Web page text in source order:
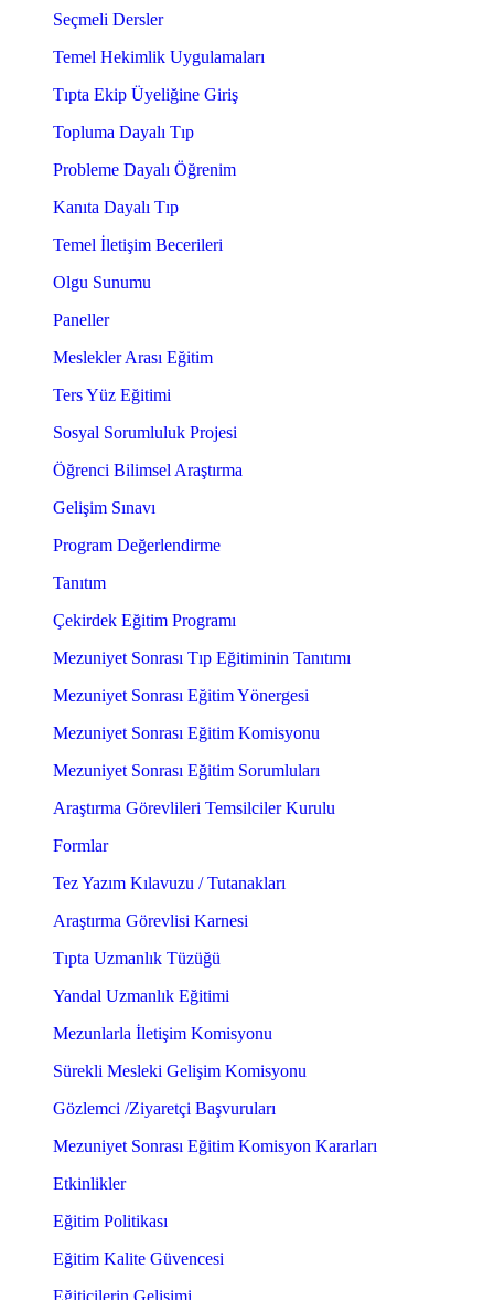
Seçmeli Dersler
Temel Hekimlik Uygulamaları
Tıpta Ekip Üyeliğine Giriş
Topluma Dayalı Tıp
Probleme Dayalı Öğrenim
Kanıta Dayalı Tıp
Temel İletişim Becerileri
Olgu Sunumu
Paneller
Meslekler Arası Eğitim
Ters Yüz Eğitimi
Sosyal Sorumluluk Projesi
Öğrenci Bilimsel Araştırma
Gelişim Sınavı
Program Değerlendirme
Tanıtım
Çekirdek Eğitim Programı
Mezuniyet Sonrası Tıp Eğitiminin Tanıtımı
Mezuniyet Sonrası Eğitim Yönergesi
Mezuniyet Sonrası Eğitim Komisyonu
Mezuniyet Sonrası Eğitim Sorumluları
Araştırma Görevlileri Temsilciler Kurulu
Formlar
Tez Yazım Kılavuzu / Tutanakları
Araştırma Görevlisi Karnesi
Tıpta Uzmanlık Tüzüğü
Yandal Uzmanlık Eğitimi
Mezunlarla İletişim Komisyonu
Sürekli Mesleki Gelişim Komisyonu
Gözlemci /Ziyaretçi Başvuruları
Mezuniyet Sonrası Eğitim Komisyon Kararları
Etkinlikler
Eğitim Politikası
Eğitim Kalite Güvencesi